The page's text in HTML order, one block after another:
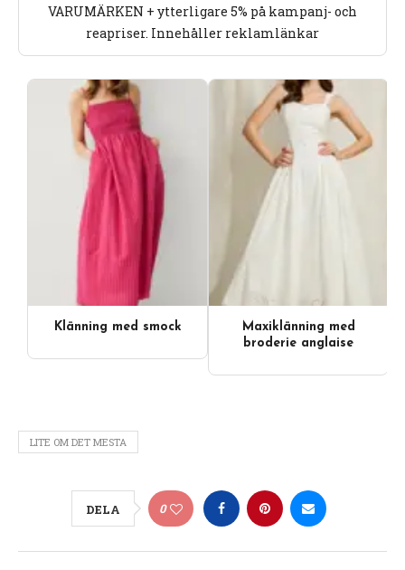
VARUMÄRKEN + ytterligare 5% på kampanj- och
reapriser. Innehåller reklamlänkar
Videoinnehåll
Klänning med smock
Maxiklänning med
broderie anglaise
LITE OM DET MESTA
DELA 0